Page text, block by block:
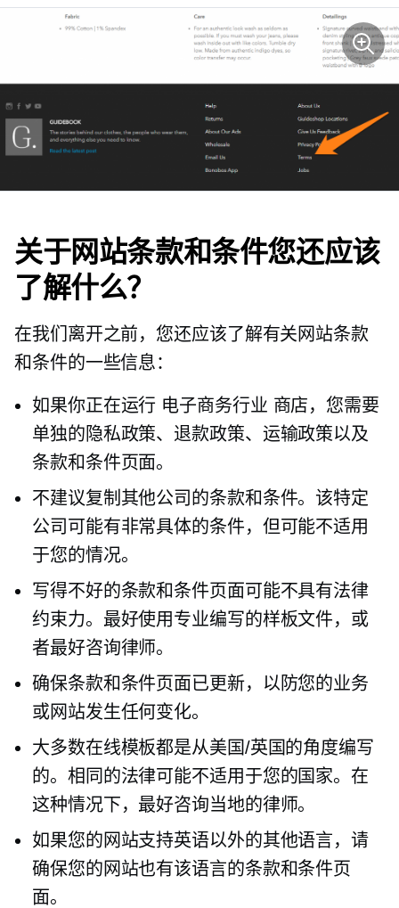
关于网站条款和条件您还应该
了解什么？
在我们离开之前，您还应该了解有关网站条款
和条件的一些信息：
如果你正在运行 电子商务行业 商店，您需要
单独的隐私政策、退款政策、运输政策以及
条款和条件页面。
不建议复制其他公司的条款和条件。该特定
公司可能有非常具体的条件，但可能不适用
于您的情况。
写得不好的条款和条件页面可能不具有法律
约束力。最好使用专业编写的样板文件，或
者最好咨询律师。
确保条款和条件页面已更新，以防您的业务
或网站发生任何变化。
大多数在线模板都是从美国/英国的角度编写
的。相同的法律可能不适用于您的国家。在
这种情况下，最好咨询当地的律师。
如果您的网站支持英语以外的其他语言，请
确保您的网站也有该语言的条款和条件页
面。